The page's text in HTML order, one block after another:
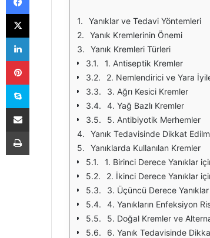
Yanıklar ve Tedavi Yöntemleri
Yanık Kremlerinin Önemi
Yanık Kremleri Türleri
1. Antiseptik Kremler
2. Nemlendirici ve Yara
3. Ağrı Kesici Kremler
4. Yağ Bazlı Kremler
5. Antibiyotik Merhemler
Yanık Tedavisinde Dikkat
Yanıklarda Kullanılan Kremler
1. Birinci Derece Yanıklar
2. İkinci Derece Yanıklar
3. Üçüncü Derece
4. Yanıkların Enfeksiyon
5. Doğal Kremler ve
6. Yanık Tedavisinde
X
LinkedIn
Pinterest
Skype
E-Posta ile paylaş